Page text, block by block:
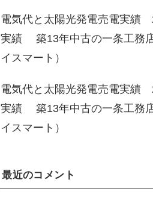
電気代と太陽光発電売電実績
実績 築13年中古の一条工務
イスマート）
電気代と太陽光発電売電実績
実績 築13年中古の一条工務
イスマート）
最近のコメント